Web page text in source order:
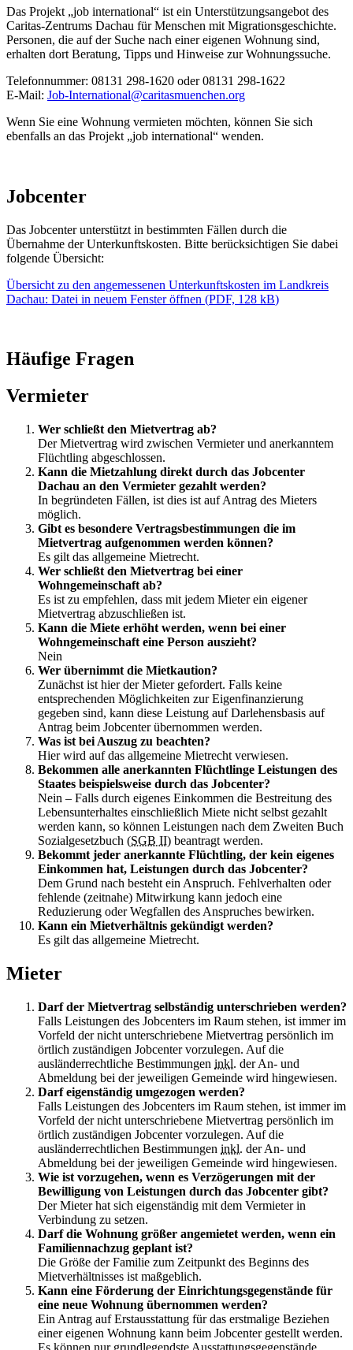
Das Projekt „job international“ ist ein Unterstützungsangebot des
Caritas-Zentrums Dachau für Menschen mit Migrationsgeschichte.
Personen, die auf der Suche nach einer eigenen Wohnung sind,
erhalten dort Beratung, Tipps und Hinweise zur Wohnungssuche.
Telefonnummer: 08131 298-1620 oder 08131 298-1622
E-Mail: Job-International@caritasmuenchen.org
Wenn Sie eine Wohnung vermieten möchten, können Sie sich
ebenfalls an das Projekt „job international“ wenden.
Jobcenter
Das Jobcenter unterstützt in bestimmten Fällen durch die
Übernahme der Unterkunftskosten. Bitte berücksichtigen Sie dabei
folgende Übersicht:
Übersicht zu den angemessenen Unterkunftskosten im Landkreis
Dachau: Datei in neuem Fenster öffnen (PDF, 128 kB)
Häufige Fragen
Vermieter
Wer schließt den Mietvertrag ab?
Der Mietvertrag wird zwischen Vermieter und anerkanntem
Flüchtling abgeschlossen.
Kann die Mietzahlung direkt durch das Jobcenter
Dachau an den Vermieter gezahlt werden?
In begründeten Fällen, ist dies ist auf Antrag des Mieters
möglich.
Gibt es besondere Vertragsbestimmungen die im
Mietvertrag aufgenommen werden können?
Es gilt das allgemeine Mietrecht.
Wer schließt den Mietvertrag bei einer
Wohngemeinschaft ab?
Es ist zu empfehlen, dass mit jedem Mieter ein eigener
Mietvertrag abzuschließen ist.
Kann die Miete erhöht werden, wenn bei einer
Wohngemeinschaft eine Person auszieht?
Nein
Wer übernimmt die Mietkaution?
Zunächst ist hier der Mieter gefordert. Falls keine
entsprechenden Möglichkeiten zur Eigenfinanzierung
gegeben sind, kann diese Leistung auf Darlehensbasis auf
Antrag beim Jobcenter übernommen werden.
Was ist bei Auszug zu beachten?
Hier wird auf das allgemeine Mietrecht verwiesen.
Bekommen alle anerkannten Flüchtlinge Leistungen des
Staates beispielsweise durch das Jobcenter?
Nein – Falls durch eigenes Einkommen die Bestreitung des
Lebensunterhaltes einschließlich Miete nicht selbst gezahlt
werden kann, so können Leistungen nach dem Zweiten Buch
Sozialgesetzbuch (SGB II) beantragt werden.
Bekommt jeder anerkannte Flüchtling, der kein eigenes
Einkommen hat, Leistungen durch das Jobcenter?
Dem Grund nach besteht ein Anspruch. Fehlverhalten oder
fehlende (zeitnahe) Mitwirkung kann jedoch eine
Reduzierung oder Wegfallen des Anspruches bewirken.
Kann ein Mietverhältnis gekündigt werden?
Es gilt das allgemeine Mietrecht.
Mieter
Darf der Mietvertrag selbständig unterschrieben werden?
Falls Leistungen des Jobcenters im Raum stehen, ist immer im
Vorfeld der nicht unterschriebene Mietvertrag persönlich im
örtlich zuständigen Jobcenter vorzulegen. Auf die
ausländerrechtliche Bestimmungen inkl. der An- und
Abmeldung bei der jeweiligen Gemeinde wird hingewiesen.
Darf eigenständig umgezogen werden?
Falls Leistungen des Jobcenters im Raum stehen, ist immer im
Vorfeld der nicht unterschriebene Mietvertrag persönlich im
örtlich zuständigen Jobcenter vorzulegen. Auf die
ausländerrechtlichen Bestimmungen inkl. der An- und
Abmeldung bei der jeweiligen Gemeinde wird hingewiesen.
Wie ist vorzugehen, wenn es Verzögerungen mit der
Bewilligung von Leistungen durch das Jobcenter gibt?
Der Mieter hat sich eigenständig mit dem Vermieter in
Verbindung zu setzen.
Darf die Wohnung größer angemietet werden, wenn ein
Familiennachzug geplant ist?
Die Größe der Familie zum Zeitpunkt des Beginns des
Mietverhältnisses ist maßgeblich.
Kann eine Förderung der Einrichtungsgegenstände für
eine neue Wohnung übernommen werden?
Ein Antrag auf Erstausstattung für das erstmalige Beziehen
einer eigenen Wohnung kann beim Jobcenter gestellt werden.
Es können nur grundlegendste Ausstattungsgegenstände